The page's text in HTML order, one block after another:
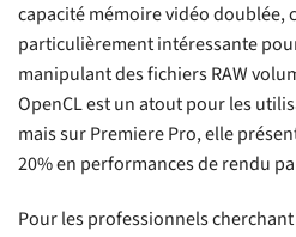
capacité mémoire vidéo doublée,
particulièrement intéressante
manipulant des fichiers RAW
OpenCL est un atout pour les
mais sur Premiere Pro, elle
20% en performances de rendu
Pour les professionnels